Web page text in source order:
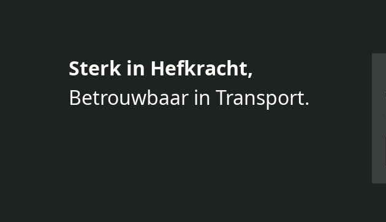
Sterk in Hefkracht,
Betrouwbaar in Transport.